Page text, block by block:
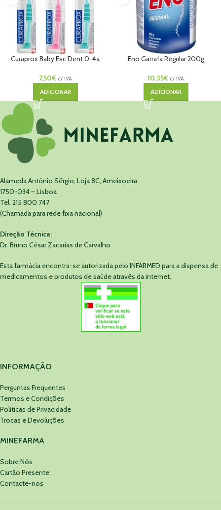
Curaprox Baby Esc Dent 0-4a
7,50€ c/ IVA
ADICIONAR
Eno Garrafa Regular 200g
10,35€ c/ IVA
ADICIONAR
Alameda António Sérgio, Loja 8C, Ameixoeira
1750-034 – Lisboa
Tel. 215 800 747
(Chamada para rede fixa nacional)
Direção Técnica:
Dr. Bruno César Zacarias de Carvalho
Esta farmácia encontra-se autorizada pelo INFARMED para a dispensa de
medicamentos e produtos de saúde através da internet.
INFORMAÇÃO
Perguntas Frequentes
Termos e Condições
Políticas de Privacidade
Trocas e Devoluções
MINEFARMA
Sobre Nós
Cartão Presente
Contacte-nos